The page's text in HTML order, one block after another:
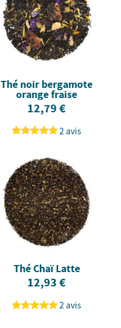
Thé noir bergamote
orange fraise
12,79 €
2 avis
Thé Chaï Latte
12,93 €
2 avis